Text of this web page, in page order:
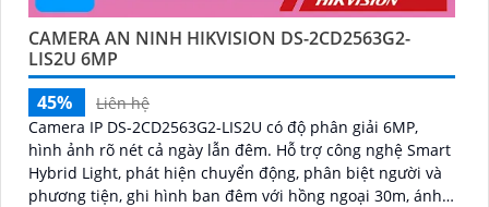
CAMERA AN NINH HIKVISION DS-2CD2563G2-
LIS2U 6MP
45%
Liên hệ
Camera IP DS-2CD2563G2-LIS2U có độ phân giải 6MP,
hình ảnh rõ nét cả ngày lẫn đêm. Hỗ trợ công nghệ Smart
Hybrid Light, phát hiện chuyển động, phân biệt người và
phương tiện, ghi hình ban đêm với hồng ngoại 30m, ánh